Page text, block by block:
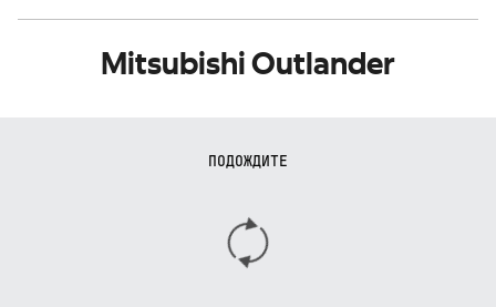
Mitsubishi Outlander
ПОДОЖДИТЕ